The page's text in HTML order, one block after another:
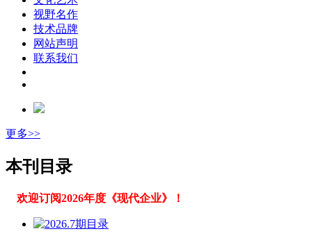
视野名作
技术品牌
网站声明
联系我们
更多>>
本刊目录
欢迎订阅2026年度《现代企业》！